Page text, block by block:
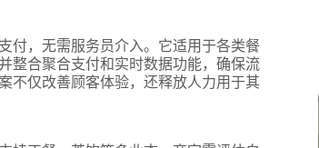
付，无需服务员介入。它适用于各类餐
整合聚合支付和实时数据功能，确保流
不仅改善顾客体验，还释放人力用于其